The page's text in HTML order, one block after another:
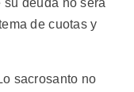
deuda no será
de cuotas y
sacrosanto no